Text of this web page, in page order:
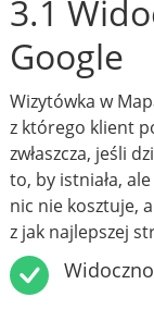
3.1
Google
Wizytówka w
z którego klient
zwłaszcza, jeśli
to, by istniała,
nic nie kosztuje,
z jak najlepszej